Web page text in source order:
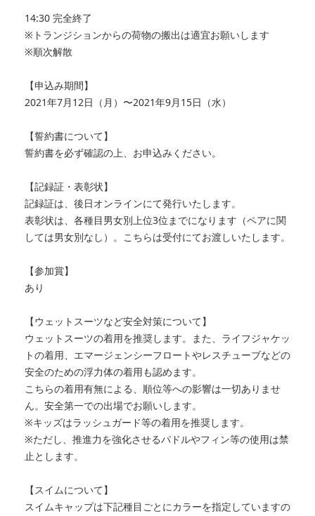
14:30 完全終了
※トランジションからの荷物の搬出は適宜お願いします
※順次解散
【申込み期間】
2021年7月12日（月）〜2021年9月15日（水）
【誓約書について】
誓約書を必ず確認の上、お申込みください。
【記録証・表彰状】
記録証は、後日オンラインにて発行いたします。
表彰状は、各種目男女別上位3位までになります（ペアに関
しては男女別なし）。こちらは受付にてお渡しいたします。
【参加賞】
あり
【ウェットスーツなど安全対策について】
ウェットスーツの着用を推奨します。また、ライフジャケッ
トの着用、エマージェンシーフロートやレスチューブなどの
安全のための浮力体の着用も認めます。
こちらの着用有無による、順位等への影響は一切ありませ
ん。安全第一での出場でお願いします。
※キッズはラッシュガード等の着用を推奨します。
※ただし、推進力を強化させるパドルやフィン等の使用は禁
止とします。
【スイムについて】
スイムキャップは下記種目ごとにカラーを指定していますの